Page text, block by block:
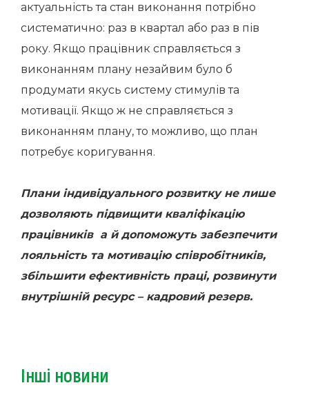
актуальність та стан виконання потрібно
систематично: раз в квартал або раз в пів
року. Якщо працівник справляється з
виконанням плану незайвим було б
продумати якусь систему стимулів та
мотивації. Якщо ж не справляється з
виконанням плану, то можливо, що план
потребує коригування.
Плани індивідуального розвитку не лише
дозволяють підвищити кваліфікацію
працівників а й допоможуть забезпечити
лояльність та мотивацію співробітників,
збільшити ефективність праці, розвинути
внутрішній ресурс – кадровий резерв.
Інші новини